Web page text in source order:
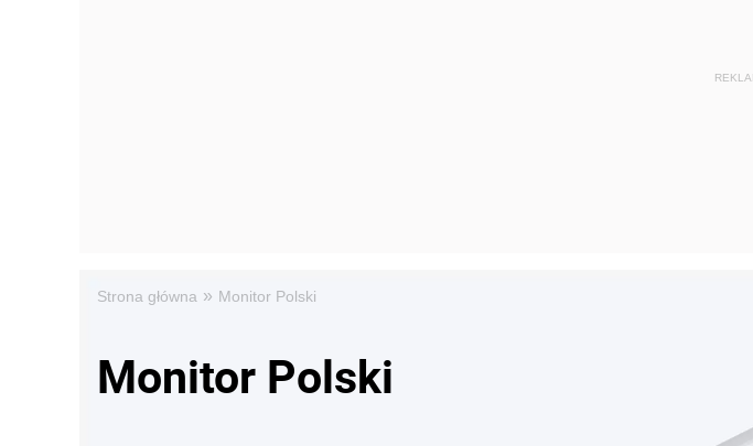
Strona główna » Monitor Polski
Monitor Polski